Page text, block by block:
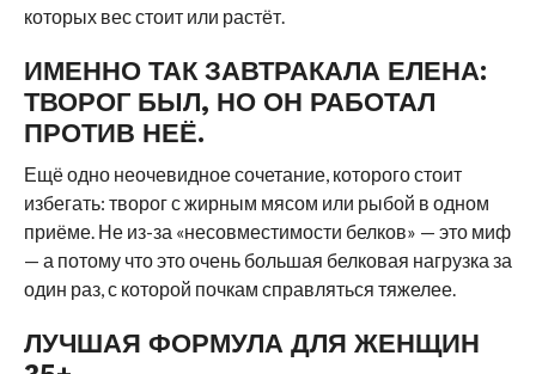
которых вес стоит или растёт.
ИМЕННО ТАК ЗАВТРАКАЛА ЕЛЕНА:
ТВОРОГ БЫЛ, НО ОН РАБОТАЛ
ПРОТИВ НЕЁ.
Ещё одно неочевидное сочетание, которого стоит
избегать: творог с жирным мясом или рыбой в одном
приёме. Не из-за «несовместимости белков» — это миф
— а потому что это очень большая белковая нагрузка за
один раз, с которой почкам справляться тяжелее.
ЛУЧШАЯ ФОРМУЛА ДЛЯ ЖЕНЩИН